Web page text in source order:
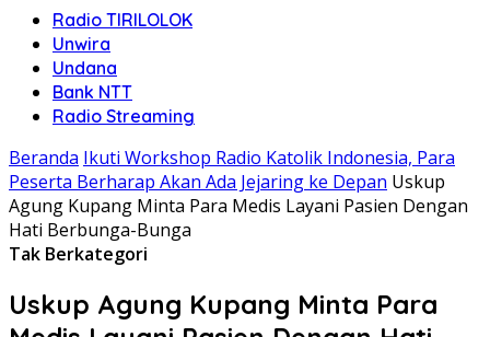
Radio TIRILOLOK
Unwira
Undana
Bank NTT
Radio Streaming
Beranda Ikuti Workshop Radio Katolik Indonesia, Para
Peserta Berharap Akan Ada Jejaring ke Depan Uskup
Agung Kupang Minta Para Medis Layani Pasien Dengan
Hati Berbunga-Bunga
Tak Berkategori
Uskup Agung Kupang Minta Para